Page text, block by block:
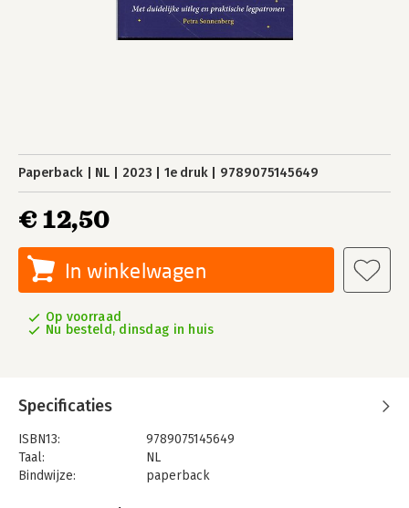
Paperback NL 2023 1e druk 9789075145649
€ 12,50
In winkelwagen
Op voorraad
Nu besteld, dinsdag in huis
Specificaties
ISBN13:
9789075145649
Taal:
NL
Bindwijze:
paperback